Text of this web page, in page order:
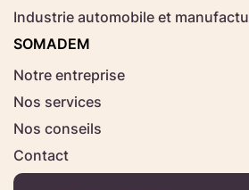
Industrie automobile et
SOMADEM
Notre entreprise
Nos services
Nos conseils
Contact